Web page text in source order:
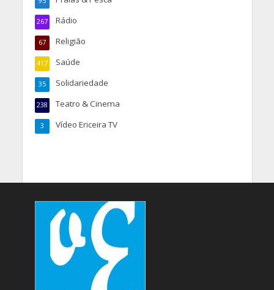
Rádio
267
Religião
67
Saúde
417
Solidariedade
35
Teatro & Cinema
238
Vídeo Ericeira TV
3